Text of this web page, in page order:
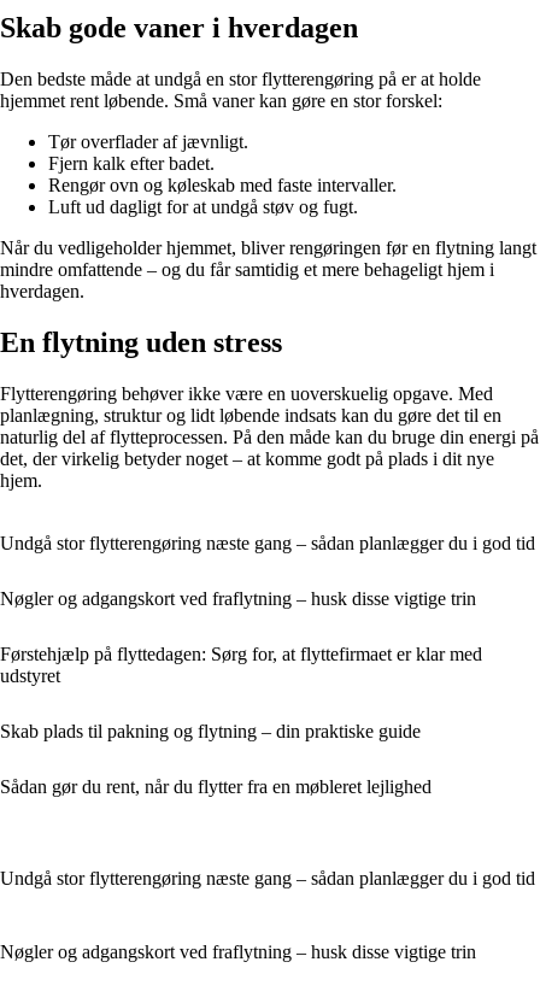
Skab gode vaner i hverdagen
Den bedste måde at undgå en stor flytterengøring på er at holde
hjemmet rent løbende. Små vaner kan gøre en stor forskel:
Tør overflader af jævnligt.
Fjern kalk efter badet.
Rengør ovn og køleskab med faste intervaller.
Luft ud dagligt for at undgå støv og fugt.
Når du vedligeholder hjemmet, bliver rengøringen før en flytning langt
mindre omfattende – og du får samtidig et mere behageligt hjem i
hverdagen.
En flytning uden stress
Flytterengøring behøver ikke være en uoverskuelig opgave. Med
planlægning, struktur og lidt løbende indsats kan du gøre det til en
naturlig del af flytteprocessen. På den måde kan du bruge din energi på
det, der virkelig betyder noget – at komme godt på plads i dit nye
hjem.
Undgå stor flytterengøring næste gang – sådan planlægger du i god tid
Nøgler og adgangskort ved fraflytning – husk disse vigtige trin
Førstehjælp på flyttedagen: Sørg for, at flyttefirmaet er klar med
udstyret
Skab plads til pakning og flytning – din praktiske guide
Sådan gør du rent, når du flytter fra en møbleret lejlighed
Undgå stor flytterengøring næste gang – sådan planlægger du i god tid
Nøgler og adgangskort ved fraflytning – husk disse vigtige trin